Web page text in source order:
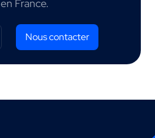
en France.
Nous contacter